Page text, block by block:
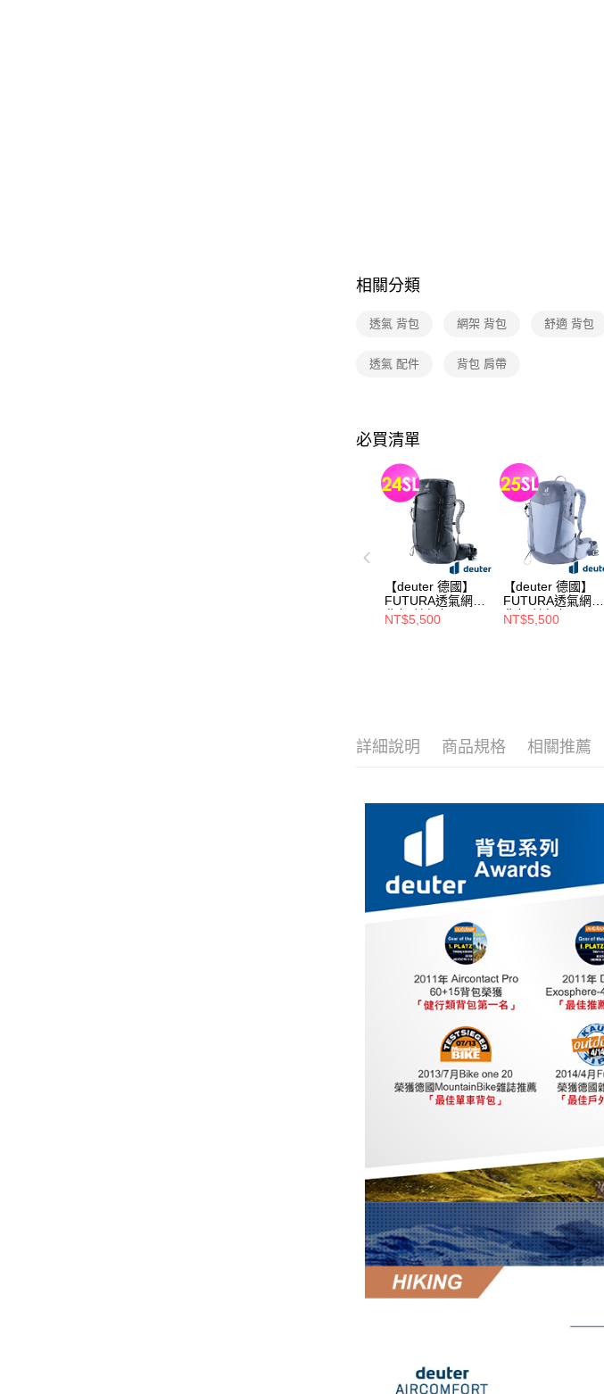
相關分類
透氣 背包 網架 背包 舒適 背包
透氣 配件 背包 肩帶
必買清單
【deuter 德國】
FUTURA透氣網架
背包/健行包
24SL(3400526黑/
NT$5,500
【deuter 德國】
FUTURA透氣網架
背包/健行包
25SL(3400226水
NT$5,500
詳細說明 商品規格 相關推薦